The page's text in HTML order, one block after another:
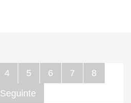
4 5 6 7
8
Seguinte